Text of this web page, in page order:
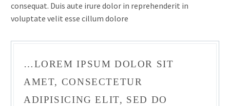
consequat. Duis aute irure dolor in reprehenderit in
voluptate velit esse cillum dolore
…LOREM IPSUM DOLOR SIT
AMET, CONSECTETUR
ADIPISICING ELIT, SED DO